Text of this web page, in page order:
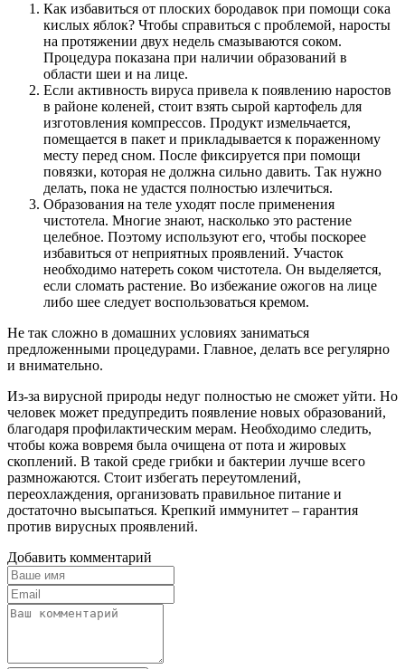
Как избавиться от плоских бородавок при помощи сока
кислых яблок? Чтобы справиться с проблемой, наросты
на протяжении двух недель смазываются соком.
Процедура показана при наличии образований в
области шеи и на лице.
Если активность вируса привела к появлению наростов
в районе коленей, стоит взять сырой картофель для
изготовления компрессов. Продукт измельчается,
помещается в пакет и прикладывается к пораженному
месту перед сном. После фиксируется при помощи
повязки, которая не должна сильно давить. Так нужно
делать, пока не удастся полностью излечиться.
Образования на теле уходят после применения
чистотела. Многие знают, насколько это растение
целебное. Поэтому используют его, чтобы поскорее
избавиться от неприятных проявлений. Участок
необходимо натереть соком чистотела. Он выделяется,
если сломать растение. Во избежание ожогов на лице
либо шее следует воспользоваться кремом.
Не так сложно в домашних условиях заниматься
предложенными процедурами. Главное, делать все регулярно
и внимательно.
Из-за вирусной природы недуг полностью не сможет уйти. Но
человек может предупредить появление новых образований,
благодаря профилактическим мерам. Необходимо следить,
чтобы кожа вовремя была очищена от пота и жировых
скоплений. В такой среде грибки и бактерии лучше всего
размножаются. Стоит избегать переутомлений,
переохлаждения, организовать правильное питание и
достаточно высыпаться. Крепкий иммунитет – гарантия
против вирусных проявлений.
Добавить комментарий